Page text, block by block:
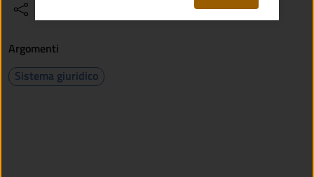
Argomenti
Sistema giuridico